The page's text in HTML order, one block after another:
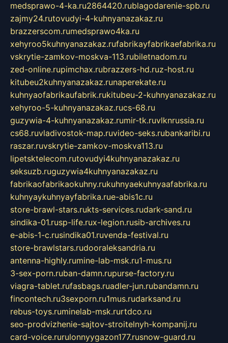
medsprawo-4-ka.ru2864420.rublagodarenie-spb.ru
zajmy24.rutovudyi-4-kuhnyanazakaz.ru
brazzerscom.rumedsprawo4ka.ru
xehyroo5kuhnyanazakaz.rufabrikayfabrikaefabrika.ru
vskrytie-zamkov-moskva-113.rubiletnadom.ru
zed-online.rupimchax.rubrazzers-hd.ruz-host.ru
kitubeu2kuhnyanazakaz.runaperekate.ru
kuhnyaofabrikaufabrik.rukitubeu-2-kuhnyanazakaz.ru
xehyroo-5-kuhnyanazakaz.rucs-68.ru
guzywia-4-kuhnyanazakaz.rumir-tk.ruvlknrussia.ru
cs68.ruvladivostok-map.ruvideo-seks.rubankaribi.ru
raszar.ruvskrytie-zamkov-moskva113.ru
lipetsktelecom.rutovudyi4kuhnyanazakaz.ru
seksuzb.ruguzywia4kuhnyanazakaz.ru
fabrikaofabrikaokuhny.rukuhnyaekuhnyaafabrika.ru
kuhnyaykuhnyayfabrika.rue-abis1c.ru
store-brawl-stars.rukts-services.rudark-sand.ru
sindika-01.rusp-life.rux-legion.rusib-archives.ru
e-abis-1-c.rusindika01.ruvenda-festival.ru
store-brawlstars.rudooraleksandria.ru
antenna-highly.rumine-lab-msk.ru1-mus.ru
3-sex-porn.ruban-damn.rupurse-factory.ru
viagra-tablet.rufasbags.ruadler-jun.rubandamn.ru
fincontech.ru3sexporn.ru1mus.rudarksand.ru
rebus-toys.ruminelab-msk.rurtdco.ru
seo-prodvizhenie-sajtov-stroitelnyh-kompanij.ru
card-voice.rurulonnyygazon177.rusnow-guard.ru